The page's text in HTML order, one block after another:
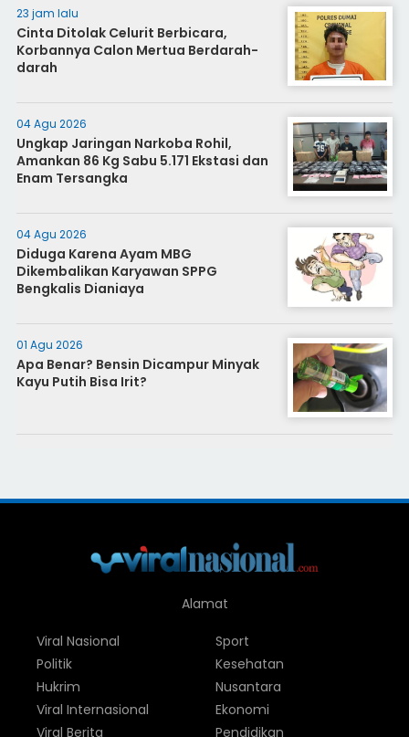
23 jam lalu
Cinta Ditolak Celurit Berbicara,
Korbannya Calon Mertua Berdarah-
darah
04 Agu 2026
Ungkap Jaringan Narkoba Rohil,
Amankan 86 Kg Sabu 5.171 Ekstasi dan
Enam Tersangka
04 Agu 2026
Diduga Karena Ayam MBG
Dikembalikan Karyawan SPPG
Bengkalis Dianiaya
01 Agu 2026
Apa Benar? Bensin Dicampur Minyak
Kayu Putih Bisa Irit?
Alamat
Viral Nasional
Politik
Hukrim
Viral Internasional
Viral Berita
Sport
Kesehatan
Nusantara
Ekonomi
Pendidikan